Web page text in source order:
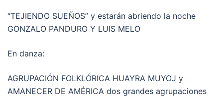
“TEJIENDO SUEÑOS” y estarán abriendo la noche
GONZALO PANDURO Y LUIS MELO
En danza:
AGRUPACIÓN FOLKLÓRICA HUAYRA MUYOJ y
AMANECER DE AMÉRICA dos grandes agrupaciones